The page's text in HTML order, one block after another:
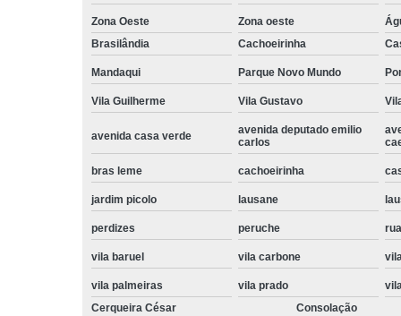
Zona Oeste Zona oeste
Brasilândia
Cachoeirinha
Mandaqui Parque Novo Mundo
Vila Guilherme Vila Gustavo
avenida casa verde
avenida deputado emilio
carlos
bras leme cachoeirinha
jardim picolo lausane
perdizes peruche
vila baruel vila carbone
vila palmeiras vila prado
Cerqueira César
Consolação